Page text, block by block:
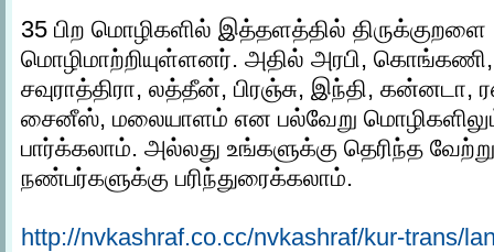
35 பிற மொழிகளில் இத்தளத்தில் திருக்குறளை
மொழிமாற்றியுள்ளனர். அதில் அரபி, கொங்கணி,
சவுராத்திரா, லத்தீன், பிரஞ்சு, இந்தி,
சைனீஸ், மலையாளம் என பல்வேறு
பார்க்கலாம். அல்லது உங்களுக்கு தெரிந்த
நண்பர்களுக்கு பரிந்துரைக்கலாம்.
http://nvkashraf.co.cc/nvkashraf/kur-trans/